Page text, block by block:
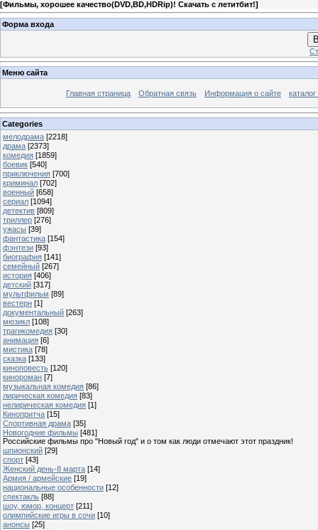
[Фильмы, хорошее качество(DVD,BD,HDRip)! Скачать с летитбит!]
Форма входа
Меню сайта
Главная страница Обратная связь Информация о сайте
Categories
мелодрама [2218]
драма [2373]
комедия [1859]
боевик [540]
приключения [700]
криминал [702]
военный [658]
сериал [1094]
детектив [809]
триллер [276]
ужасы [39]
фантастика [154]
фэнтези [93]
биография [141]
семейный [267]
история [406]
детский [317]
мультфильм [89]
вестерн [1]
документальный [263]
мюзикл [108]
трагикомедия [30]
анимация [6]
мистика [78]
сказка [133]
киноповесть [120]
кинороман [7]
музыкальная комедия [86]
лирическая комедия [83]
нелирическая комедия [1]
Кинопритча [15]
Спортивная драма [35]
Новогодние фильмы [481]
Российские фильмы про "Новый год" и о том как люди отмечают этот праздник!
шпионский [29]
спорт [43]
Женский день-8 марта [14]
Армия / армейские [19]
национальные особенности [12]
спектакль [88]
шоу, юмор, концерт [211]
олимпийские игры в сочи [10]
анонсы [25]